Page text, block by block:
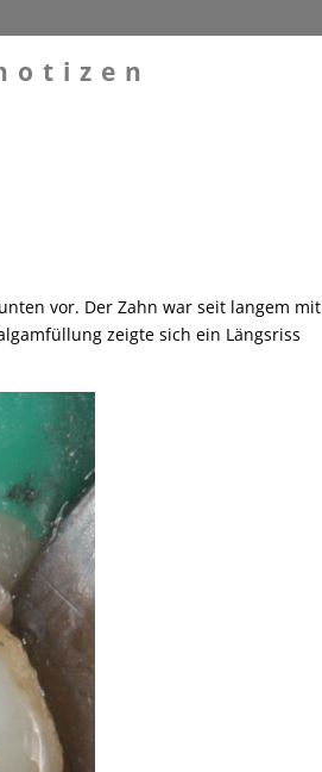
vor. Der Zahn war seit langem mit
zeigte sich ein Längsriss